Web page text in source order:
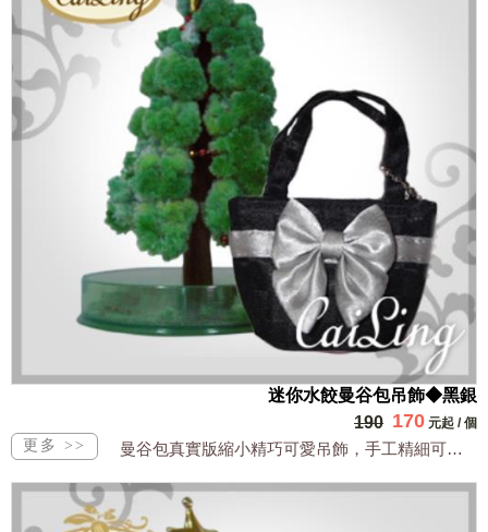
迷你水餃曼谷包吊飾◆黑銀
190 170 元起 /個
曼谷包真實版縮小精巧可愛吊飾，手工精細可裝小物全台獨家販售